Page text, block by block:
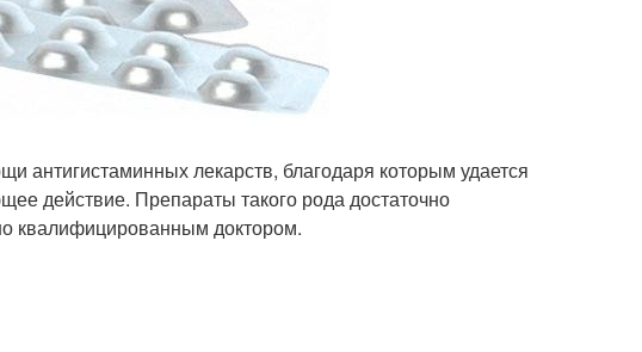
антигистаминных лекарств, благодаря которым удается
действие. Препараты такого рода достаточно
квалифицированным доктором.